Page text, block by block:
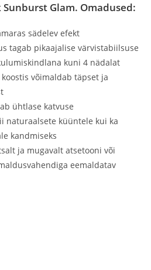
Glam. Omadused:
sädelev efekt
tagab pikaajalise värvistabiilsuse
kuni 4 nädalat
võimaldab täpset ja
ühtlase katvuse
naturaalsete küüntele kui ka
kandmiseks
ja mugavalt atsetooni või
eemaldatav